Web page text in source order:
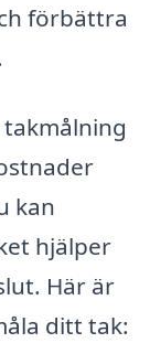
förbättra
kan
hjälper
Här är
ditt tak: